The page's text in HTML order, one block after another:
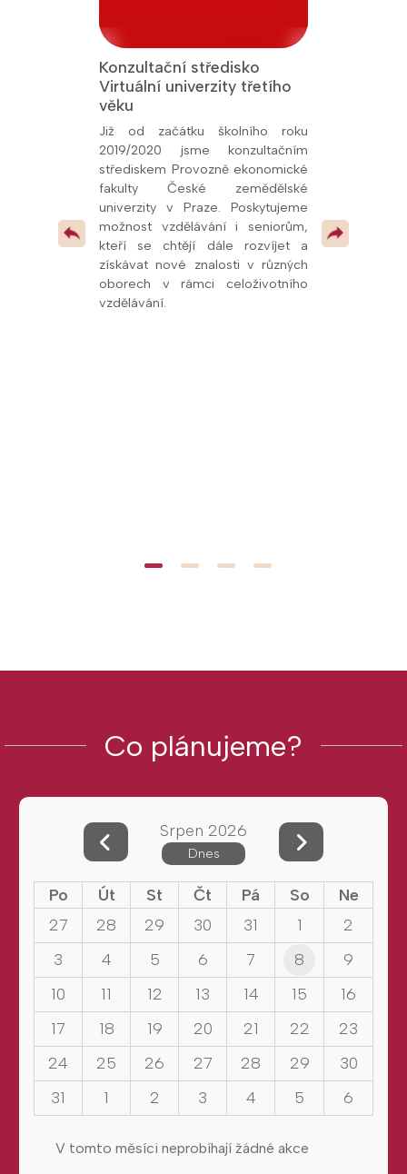
republice
v
Konzultační středisko
Virtuální univerzity třetího
věku
Již od začátku školního roku
2019/2020 jsme konzultačním
střediskem Provozně ekonomické
fakulty České zemědělské
univerzity v Praze. Poskytujeme
možnost vzdělávání i seniorům,
kteří se chtějí dále rozvíjet a
získávat nové znalosti v různých
oborech v rámci celoživotního
vzdělávání.
odborných
Co plánujeme?
Srpen 2026
Dnes
Po Út St Čt Pá So
Ne
27
28 29 30 31 1
2
3
4 5 6 7 8
9
10
11 12 13 14 15
16
17
18 19 20 21 22
23
24
25 26 27 28 29
30
31
1 2 3 4 5 6
V tomto měsíci neprobíhají žádné akce